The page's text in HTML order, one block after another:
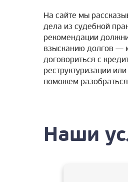
На сайте мы
дела из судебной
рекомендации
взысканию долгов —
договориться с
реструктуризации
поможем
Наши